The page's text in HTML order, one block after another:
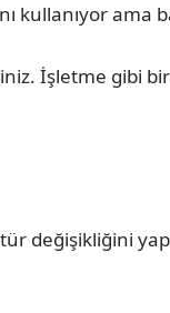
kullanıyor ama
İşletme gibi
değişikliğini